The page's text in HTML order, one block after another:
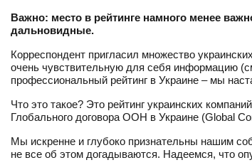
Важно: место в рейтинге намного менее
дальновидные.
Корреспондент пригласил множество
очень чувствительную для себя информацию
профессиональный рейтинг в Украине – мы
Что это такое? Это рейтинг украинских
Глобального договора ООН в Украине (Global
Мы искренне и глубоко признательны нашим
не все об этом догадываются. Надеемся, что